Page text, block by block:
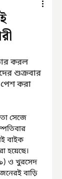
করল
শুক্রবার
করা
সেজে
বাইক
হয়েছে।
ও খুরসেদ
বাড়ি